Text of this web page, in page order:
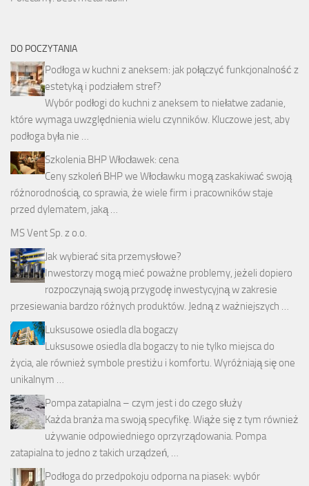
DO POCZYTANIA
Podłoga w kuchni z aneksem: jak połączyć funkcjonalność z
estetyką i podziałem stref?
Wybór podłogi do kuchni z aneksem to niełatwe zadanie,
które wymaga uwzględnienia wielu czynników. Kluczowe jest, aby
podłoga była nie …
Szkolenia BHP Włocławek: cena
Ceny szkoleń BHP we Włocławku mogą zaskakiwać swoją
różnorodnością, co sprawia, że wiele firm i pracowników staje
przed dylematem, jaką …
MS Vent Sp. z o.o.
Jak wybierać sita przemysłowe?
Inwestorzy mogą mieć poważne problemy, jeżeli dopiero
rozpoczynają swoją przygodę inwestycyjną w zakresie
przesiewania bardzo różnych produktów. Jedną z ważniejszych …
Luksusowe osiedla dla bogaczy
Luksusowe osiedla dla bogaczy to nie tylko miejsca do
życia, ale również symbole prestiżu i komfortu. Wyróżniają się one
unikalnym …
Pompa zatapialna – czym jest i do czego służy
Każda branża ma swoją specyfikę. Wiąże się z tym również
używanie odpowiedniego oprzyrządowania. Pompa
zatapialna to jedno z takich urządzeń, …
Podłoga do przedpokoju odporna na piasek: wybór